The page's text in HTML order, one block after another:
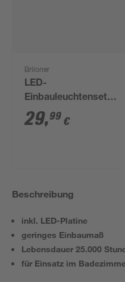
Briloner
LED-
Einbauleuchtenset
'Thin' 18 W 1950 lm
warmweiß Ø 11,5 cm
29,99 €
Beschreibung
inkl. LED-Platine
geringes Einbaumaß
Lebensdauer 25.000
für Einsatz im